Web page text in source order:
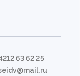
63 62 25